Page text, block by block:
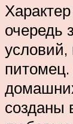
очередь
условий,
созданы